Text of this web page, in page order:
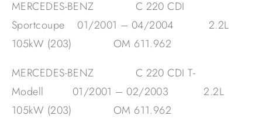
MERCEDES-BENZ C 220 CDI
Sportcoupe 01/2001 – 04/2004 2.2L
105kW (203) OM 611.962
MERCEDES-BENZ C 220 CDI T-
Modell 01/2001 – 02/2003 2.2L
105kW (203) OM 611.962